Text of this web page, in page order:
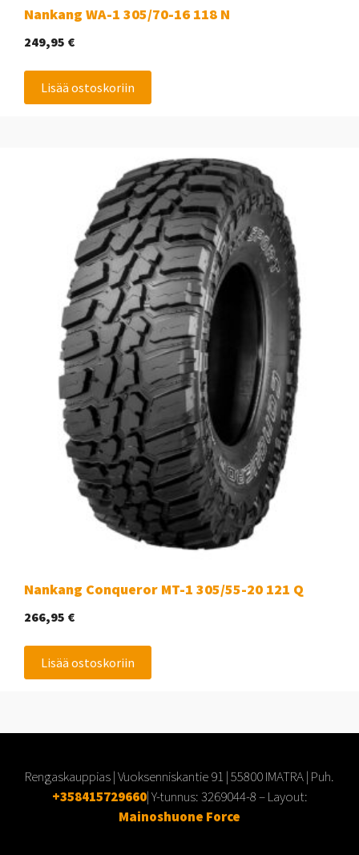
Nankang WA-1 305/70-16 118 N
249,95 €
Lisää ostoskoriin
Nankang Conqueror MT-1 305/55-20 121 Q
266,95 €
Lisää ostoskoriin
Rengaskauppias | Vuoksenniskantie 91 | 55800 IMATRA | Puh.
+358415729660| Y-tunnus:3269044-8– Layout:
Mainoshuone Force